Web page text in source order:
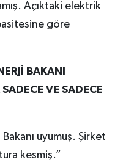
Açıktaki elektrik
göre
BAKANI
VE SADECE
uyumuş. Şirket
kesmiş.”